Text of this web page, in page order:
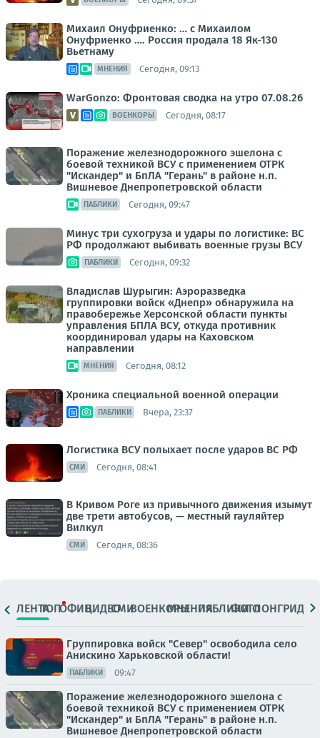
Михаил Онуфриенко: … с Михаилом
Онуфриенко …. Россия продала 18 Як-130
Вьетнаму
МНЕНИЯ Сегодня, 09:13
WarGonzo: Фронтовая сводка на утро 07.08.26
ВОЕНКОРЫ Сегодня, 08:17
Поражение железнодорожного эшелона с
боевой техникой ВСУ с применением ОТРК
"Искандер" и БпЛА "Герань" в районе н.п.
Вишневое Днепропетровской области
ПАБЛИКИ Сегодня, 09:47
Минус три сухогруза и удары по логистике: ВС
РФ продолжают выбивать военные грузы ВСУ
ПАБЛИКИ Сегодня, 09:32
Владислав Шурыгин: Аэроразведка
группировки войск «Днепр» обнаружила на
правобережье Херсонской области пункты
управления БПЛА ВСУ, откуда противник
координировал удары на Каховском
направлении
МНЕНИЯ Сегодня, 08:12
Хроника специальной военной операции
ПАБЛИКИ Вчера, 23:37
Логистика ВСУ полыхает после ударов ВС РФ
СМИ Сегодня, 08:41
В Кривом Роге из привычного движения изымут
две трети автобусов, — местный гауляйтер
Вилкул
СМИ Сегодня, 08:36
ЛЕНТАТОПОФИЦ.ВИДЕОСМИВОЕНКОРЫМНЕНИЯПАБЛИКИ
ФОТОЛОНГРИДЫ
Группировка войск "Север" освободила село
Анискино Харьковской области!
ПАБЛИКИ 09:47
Поражение железнодорожного эшелона с
боевой техникой ВСУ с применением ОТРК
"Искандер" и БпЛА "Герань" в районе н.п.
Вишневое Днепропетровской области